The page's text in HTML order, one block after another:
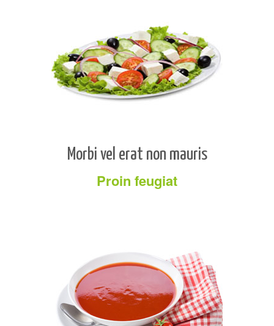
Morbi vel erat non mauris
Proin feugiat